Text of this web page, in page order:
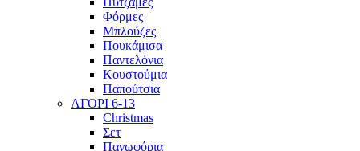
Φόρμες
Μπλούζες
Πουκάμισα
Παντελόνια
Κουστούμια
Παπούτσια
ΑΓΟΡΙ 6-13
Christmas
Σετ
Πανωφόρια